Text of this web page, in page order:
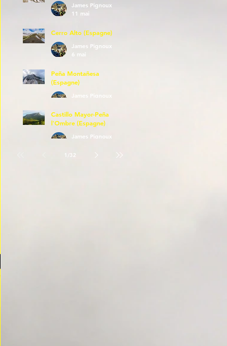
James Pignoux
11 mai
Cerro Alto (Espagne)
James Pignoux
6 mai
Peña Montañesa
(Espagne)
James Pignoux
Castillo Mayor-Peña
l'Ombre (Espagne)
James Pignoux
1 /32